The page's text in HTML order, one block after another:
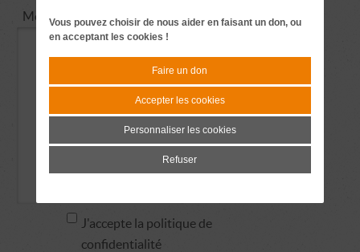
Message :
J'accepte la politique de
confidentialité
Vous pouvez choisir de nous aider en faisant un don, ou
en acceptant les cookies !
Faire un don
Accepter les cookies
Personnaliser les cookies
Refuser